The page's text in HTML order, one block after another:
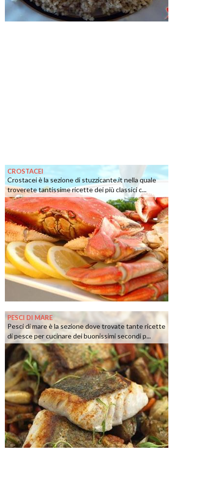
CROSTACEI
Crostacei è la sezione di stuzzicante.it nella quale
troverete tantissime ricette dei più classici c...
PESCI DI MARE
Pesci di mare è la sezione dove trovate tante ricette
di pesce per cucinare dei buonissimi secondi p...